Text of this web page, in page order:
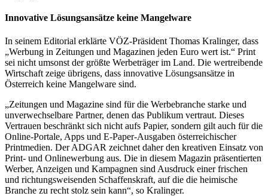
Innovative Lösungsansätze keine Mangelware
In seinem Editorial erklärte VÖZ-Präsident Thomas Kralinger, dass
„Werbung in Zeitungen und Magazinen jeden Euro wert ist.“ Print
sei nicht umsonst der größte Werbeträger im Land. Die wertreibende
Wirtschaft zeige übrigens, dass innovative Lösungsansätze in
Österreich keine Mangelware sind.
„Zeitungen und Magazine sind für die Werbebranche starke und
unverwechselbare Partner, denen das Publikum vertraut. Dieses
Vertrauen beschränkt sich nicht aufs Papier, sondern gilt auch für die
Online-Portale, Apps und E-Paper-Ausgaben österreichischer
Printmedien. Der ADGAR zeichnet daher den kreativen Einsatz von
Print- und Onlinewerbung aus. Die in diesem Magazin präsentierten
Werber, Anzeigen und Kampagnen sind Ausdruck einer frischen
und richtungsweisenden Schaffenskraft, auf die die heimische
Branche zu recht stolz sein kann“, so Kralinger.